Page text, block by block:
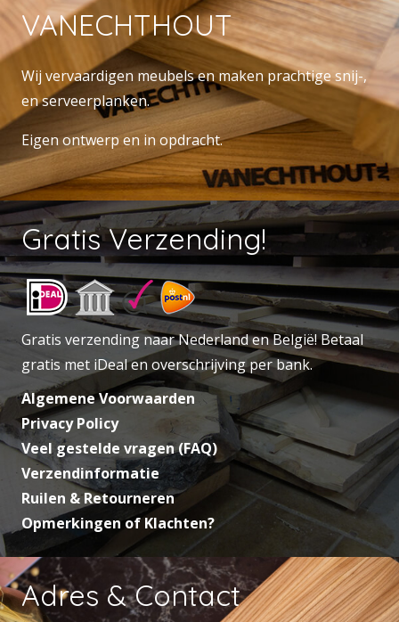
VANECHTHOUT
Wij vervaardigen meubels en maken prachtige snij-,
en serveerplanken.
Eigen ontwerp en in opdracht.
Gratis Verzending!
Gratis verzending naar Nederland en België! Betaal
gratis met iDeal en overschrijving per bank.
Algemene Voorwaarden
Privacy Policy
Veel gestelde vragen (FAQ)
Verzendinformatie
Ruilen & Retourneren
Opmerkingen of Klachten?
Adres & Contact